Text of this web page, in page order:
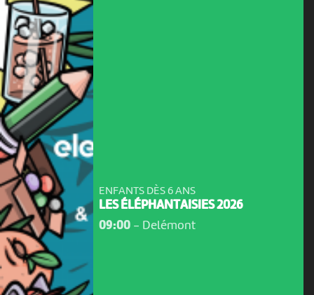
ENFANTS DÈS 6 ANS
LES ÉLÉPHANTAISIES 2026
09:00- Delémont